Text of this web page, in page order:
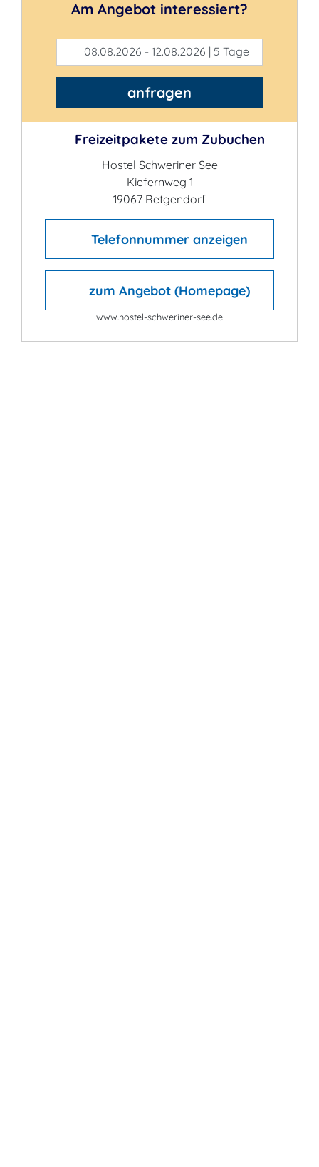
Am Angebot interessiert?
08.08.2026 - 12.08.2026 | 5 Tage
anfragen
Freizeitpakete zum Zubuchen
Hostel Schweriner See
Kiefernweg 1
19067 Retgendorf
Telefonnummer anzeigen
zum Angebot (Homepage)
www.hostel-schweriner-see.de